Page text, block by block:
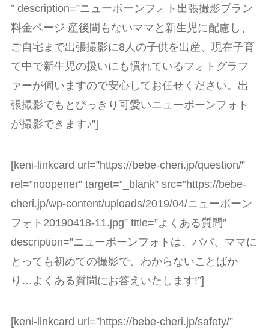
” description=”ニューボーンフォト出張撮影プラン
料金ページ 産後間もないママと新生児に配慮し、
ご自宅まで出張撮影に8人の子供を出産、現在子育
て中で新生児の扱いにも慣れているフォトグラフ
ァーが伺いますので安心してお任せください。出
張撮影でもとびっきり可愛いニューボーンフォト
が撮影できます♪”]
[keni-linkcard url=”https://bebe-cheri.jp/question/”
rel=”noopener” target=”_blank” src=”https://bebe-
cheri.jp/wp-content/uploads/2019/04/ニューボーン
フォト20190418-11.jpg” title=”よくある質問”
description=”ニューボーンフォトは、パパ、ママに
とっても初めての撮影で、わからないことばか
り…よくある質問にお答えいたします!”]
[keni-linkcard url=”https://bebe-cheri.jp/safety/”